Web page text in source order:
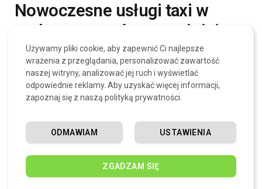
Nowoczesne usługi taxi w
praktyce: zamów wcześniej,
zapłać kartą, podróżuj po
swojemu
MAGAZYNMIASTA.PL 15 LIPCA, 2025
Używamy pliki cookie, aby zapewnić Ci najlepsze
wrażenia z przeglądania, personalizować zawartość
naszej witryny, analizować jej ruch i wyświetlać
odpowiednie reklamy. Aby uzyskać więcej informacji,
zapoznaj się z naszą polityką prywatności.
ZGADZAM SIĘ
USTAWIENIA
ODMAWIAM